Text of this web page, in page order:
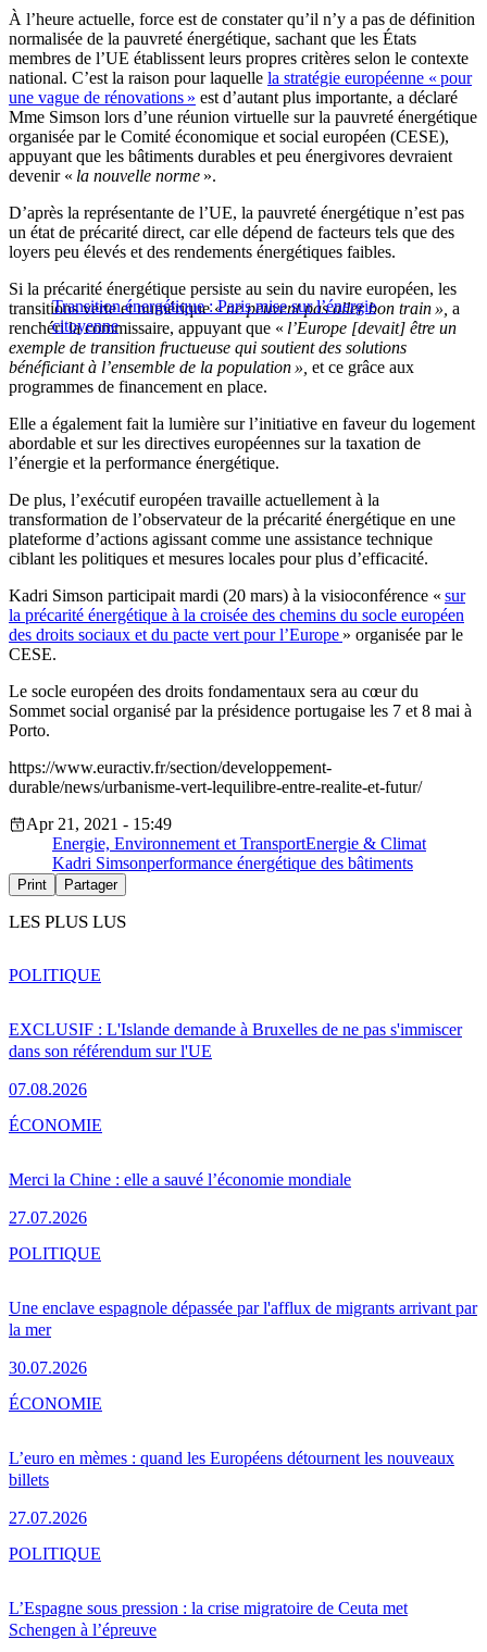
À l’heure actuelle, force est de constater qu’il n’y a pas de définition
normalisée de la pauvreté énergétique, sachant que les États
membres de l’UE établissent leurs propres critères selon le contexte
national. C’est la raison pour laquelle la stratégie européenne « pour
une vague de rénovations » est d’autant plus importante, a déclaré
Mme Simson lors d’une réunion virtuelle sur la pauvreté énergétique
organisée par le Comité économique et social européen (CESE),
appuyant que les bâtiments durables et peu énergivores devraient
devenir « la nouvelle norme ».
D’après la représentante de l’UE, la pauvreté énergétique n’est pas
un état de précarité direct, car elle dépend de facteurs tels que des
loyers peu élevés et des rendements énergétiques faibles.
Transition énergétique : Paris mise sur l’énergie
citoyenne
Si la précarité énergétique persiste au sein du navire européen, les
transitions verte et numérique «ne peuvent pas aller bon train », a
renchéri la commissaire, appuyant que « l’Europe [devait] être un
exemple de transition fructueuse qui soutient des solutions
bénéficiant à l’ensemble de la population », et ce grâce aux
programmes de financement en place.
Elle a également fait la lumière sur l’initiative en faveur du logement
abordable et sur les directives européennes sur la taxation de
l’énergie et la performance énergétique.
De plus, l’exécutif européen travaille actuellement à la
transformation de l’observateur de la précarité énergétique en une
plateforme d’actions agissant comme une assistance technique
ciblant les politiques et mesures locales pour plus d’efficacité.
Kadri Simson participait mardi (20 mars) à la visioconférence « sur
la précarité énergétique à la croisée des chemins du socle européen
des droits sociaux et du pacte vert pour l’Europe » organisée par le
CESE.
Le socle européen des droits fondamentaux sera au cœur du
Sommet social organisé par la présidence portugaise les 7 et 8 mai à
Porto.
https://www.euractiv.fr/section/developpement-
durable/news/urbanisme-vert-lequilibre-entre-realite-et-futur/
Apr 21, 2021 - 15:49
Energie, Environnement et TransportEnergie & Climat
Kadri Simsonperformance énergétique des bâtiments
Print Partager
LES PLUS LUS
EXCLUSIF : L'Islande demande à Bruxelles de ne pas s'immiscer
dans son référendum sur l'UE
07.08.2026
POLITIQUE
Merci la Chine : elle a sauvé l’économie mondiale
27.07.2026
ÉCONOMIE
Une enclave espagnole dépassée par l'afflux de migrants arrivant par
la mer
30.07.2026
POLITIQUE
L’euro en mèmes : quand les Européens détournent les nouveaux
billets
27.07.2026
ÉCONOMIE
L’Espagne sous pression : la crise migratoire de Ceuta met
Schengen à l’épreuve
POLITIQUE